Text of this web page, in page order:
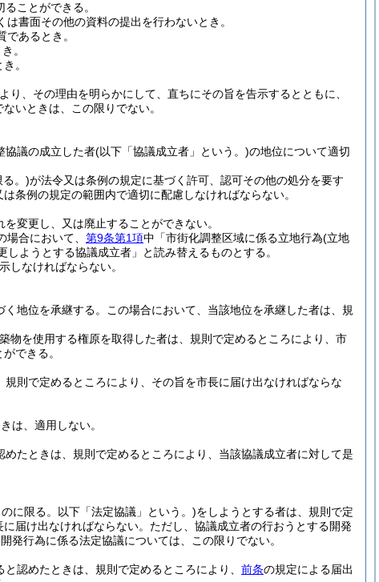
ことができる。
書面その他の資料の提出を行わないとき。
あるとき。
。
。
、その理由を明らかにして、直ちにその旨を告示するとともに、
いときは、この限りでない。
協議の成立した者(以下「協議成立者」という。)の地位について適切
る。)が法令又は条例の規定に基づく許可、認可その他の処分を要す
条例の規定の範囲内で適切に配慮しなければならない。
変更し、又は廃止することができない。
場合において、 第9条第1項中「市街化調整区域に係る立地行為(立地
ようとする協議成立者」と読み替えるものとする。
しなければならない。
地位を承継する。
この場合において、当該地位を承継した者は、規
物を使用する権原を取得した者は、規則で定めるところにより、市
できる。
則で定めるところにより、その旨を市長に届け出なければならな
は、適用しない。
たときは、規則で定めるところにより、当該協議成立者に対して是
に限る。以下「法定協議」という。)をしようとする者は、規則で定
届け出なければならない。 ただし、協議成立者の行おうとする開発
発行為に係る法定協議については、この限りでない。
認めたときは、規則で定めるところにより、 前条の規定による届出